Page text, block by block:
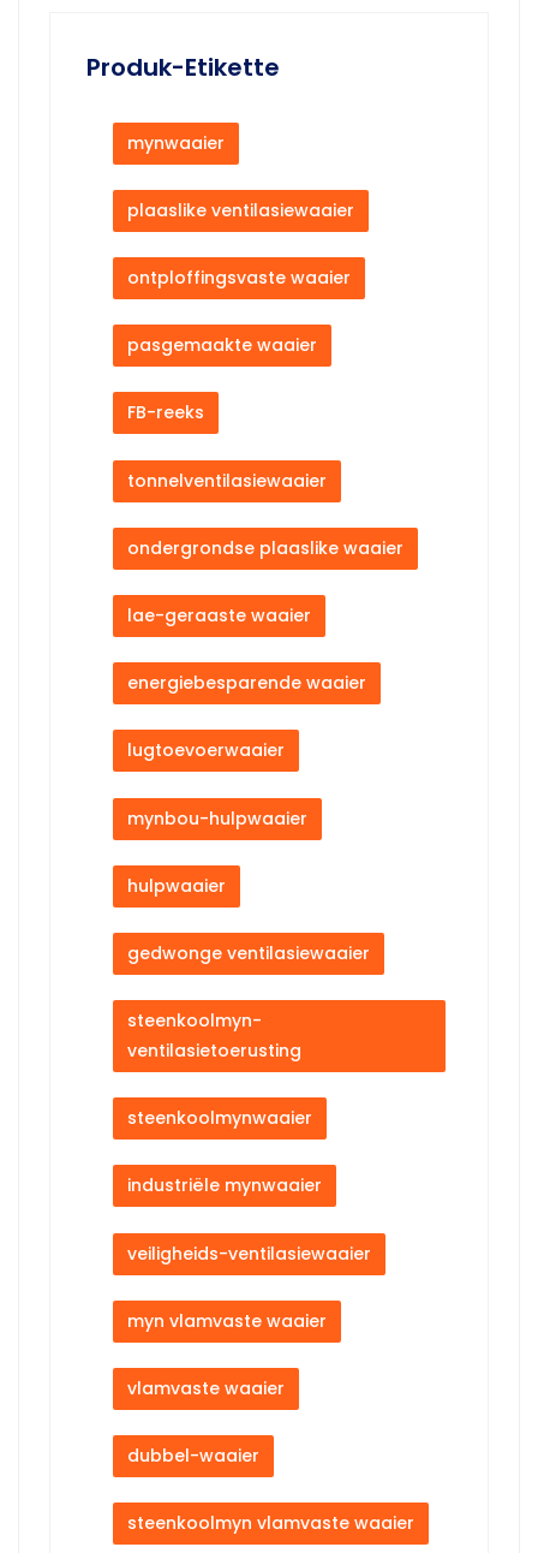
Produk-Etikette
mynwaaier
plaaslike ventilasiewaaier
ontploffingsvaste waaier
pasgemaakte waaier
FB-reeks
tonnelventilasiewaaier
ondergrondse plaaslike waaier
lae-geraaste waaier
energiebesparende waaier
lugtoevoerwaaier
mynbou-hulpwaaier
hulpwaaier
gedwonge ventilasiewaaier
steenkoolmyn-
ventilasietoerusting
steenkoolmynwaaier
industriële mynwaaier
veiligheids-ventilasiewaaier
myn vlamvaste waaier
vlamvaste waaier
dubbel-waaier
steenkoolmyn vlamvaste waaier